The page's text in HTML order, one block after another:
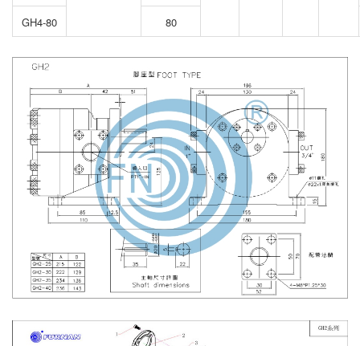
GH4-80
80